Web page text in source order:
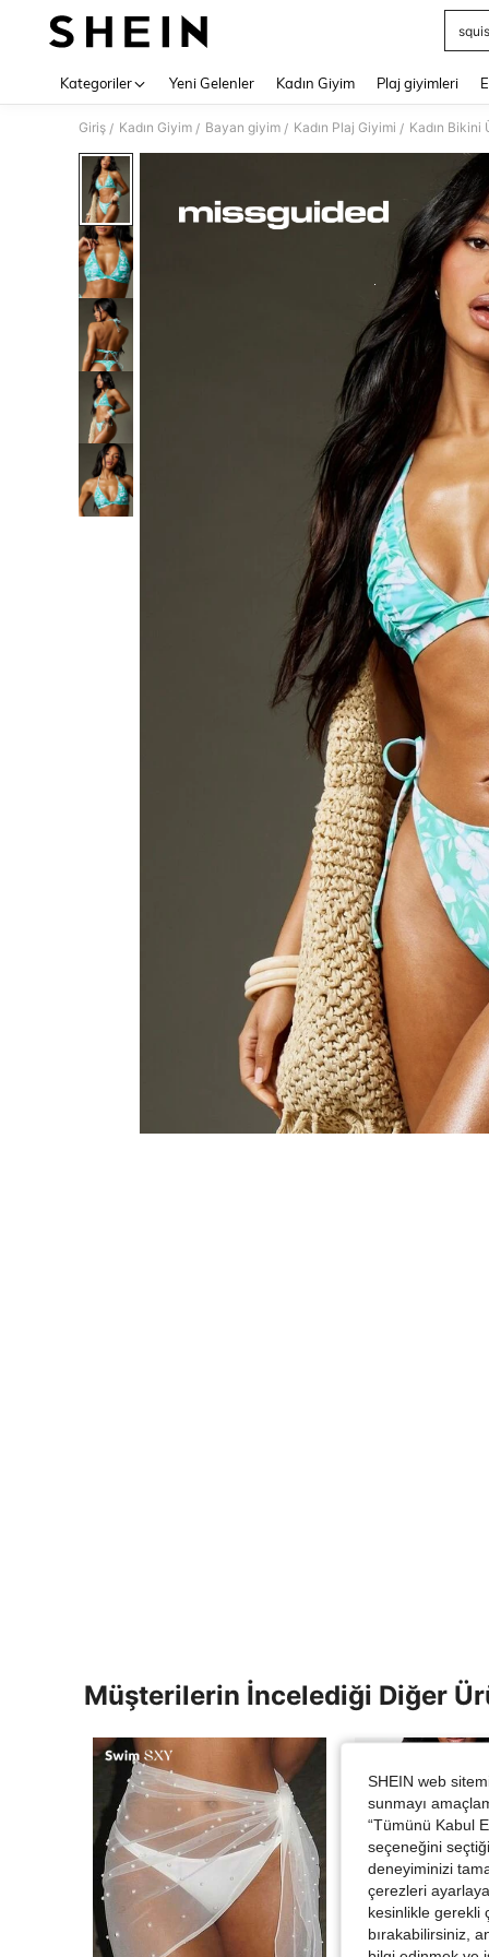
Kategoriler Yeni Gelenler Kadın Giyim Plaj giyimleri
Giriş / Kadın Giyim / Bayan giyim / Kadın Plaj Giyimi / Kadın Bikini
Müşterilerin İncelediği Diğer
SHEIN web
sunmayı
“Tümünü Kabul
seçeneğini
deneyiminizi
çerezleri
kesinlikle gerekli
bırakabilirsiniz,